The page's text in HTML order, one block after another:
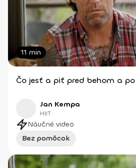
11 min
Čo jesť a piť pred behom a
Jan Kempa
HIIT
Náučné video
Bez pomôcok